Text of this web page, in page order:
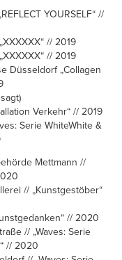
YOURSELF“ //
// 2019
// 2019
Düsseldorf „Collagen
Verkehr“ // 2019
Serie WhiteWhite &
Mettmann //
// „Kunstgestöber“
// 2020
// „Waves: Serie
// 2020